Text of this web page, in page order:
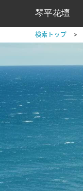
琴平花壇
検索トップ